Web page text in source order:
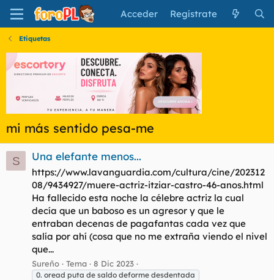
Acceder Regístrate
Etiquetas
mi más sentido pesa-me
S Una elefante menos...
https://www.lavanguardia.com/cultura/cine/202312
08/9434927/muere-actriz-itziar-castro-46-anos.html
Ha fallecido esta noche la célebre actriz la cual
decía que un baboso es un agresor y que le
entraban decenas de pagafantas cada vez que
salía por ahí (cosa que no me extraña viendo el nivel
que...
Sureño Tema 8 Dic 2023
0. oread puta de saldo deforme desdentada